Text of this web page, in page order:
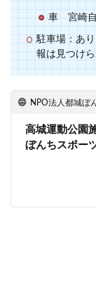
車 宮崎自
駐車場：あ
報は見つけ
NPO法人都城ぼんちス
高城運動公園
ぼんちスポー